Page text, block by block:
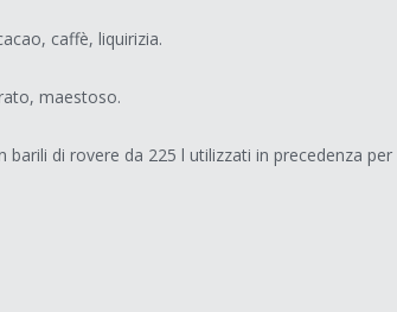
caffè, liquirizia.
maestoso.
barili di rovere da 225 l utilizzati in precedenza per